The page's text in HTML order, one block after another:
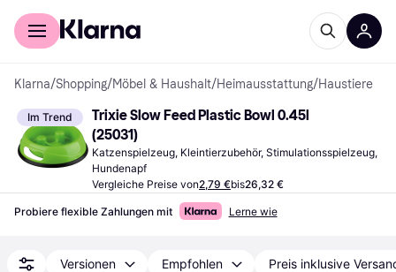
Für Shopper
Klarna/Shopping/Möbel & Haushalt/Heimausstattung/Haustiere
Im Trend
Trixie Slow Feed Plastic Bowl 0.45l
(25031)
Katzenspielzeug, Kleintierzubehör, Stimulationsspielzeug,
Hundenapf
Vergleiche Preise von2,79 €bis26,32 €
Probiere flexible Zahlungen mit Lerne wie
Versionen Empfohlen Preis inklusive